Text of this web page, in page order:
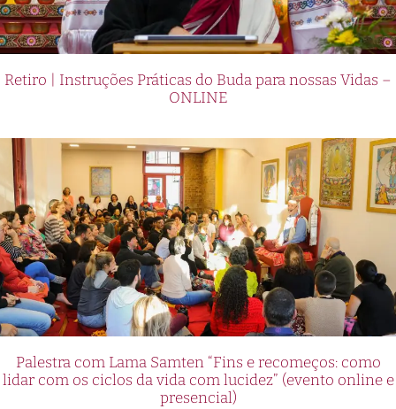
Retiro | Instruções Práticas do Buda para nossas Vidas –
ONLINE
Palestra com Lama Samten “Fins e recomeços: como
lidar com os ciclos da vida com lucidez” (evento online e
presencial)